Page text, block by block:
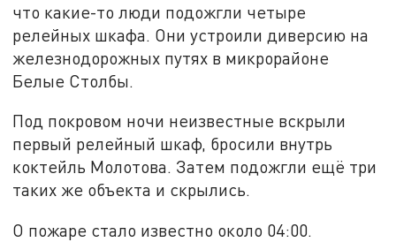
что какие-то люди подожгли четыре
релейных шкафа. Они устроили диверсию на
железнодорожных путях в микрорайоне
Белые Столбы.
Под покровом ночи неизвестные вскрыли
первый релейный шкаф, бросили внутрь
коктейль Молотова. Затем подожгли ещё три
таких же объекта и скрылись.
О пожаре стало известно около 04:00.